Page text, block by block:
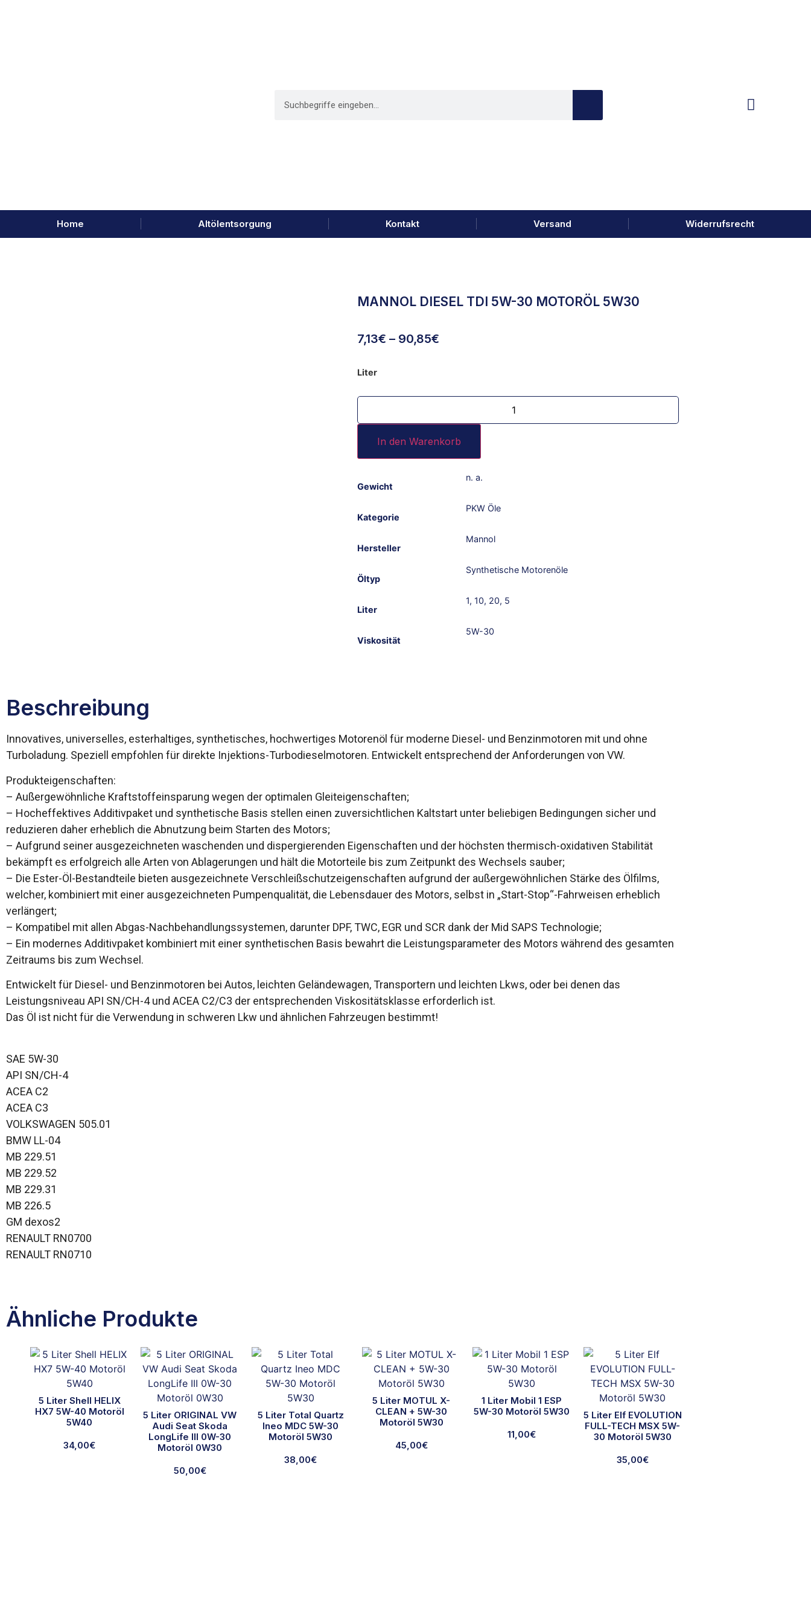
Home Altölentsorgung Kontakt Versand Widerrufsrecht
MANNOL DIESEL TDI 5W-30 MOTORÖL 5W30
7,13€ – 90,85€
Liter
In den Warenkorb
Gewicht
n. a.
Kategorie
PKW Öle
Hersteller
Mannol
Öltyp
Synthetische Motorenöle
Liter
1, 10, 20, 5
Viskosität
5W-30
Beschreibung
Innovatives, universelles, esterhaltiges, synthetisches, hochwertiges Motorenöl für moderne Diesel- und Benzinmotoren mit und ohne
Turboladung. Speziell empfohlen für direkte Injektions-Turbodieselmotoren. Entwickelt entsprechend der Anforderungen von VW.
Produkteigenschaften:
– Außergewöhnliche Kraftstoffeinsparung wegen der optimalen Gleiteigenschaften;
– Hocheffektives Additivpaket und synthetische Basis stellen einen zuversichtlichen Kaltstart unter beliebigen Bedingungen sicher und
reduzieren daher erheblich die Abnutzung beim Starten des Motors;
– Aufgrund seiner ausgezeichneten waschenden und dispergierenden Eigenschaften und der höchsten thermisch-oxidativen Stabilität
bekämpft es erfolgreich alle Arten von Ablagerungen und hält die Motorteile bis zum Zeitpunkt des Wechsels sauber;
– Die Ester-Öl-Bestandteile bieten ausgezeichnete Verschleißschutzeigenschaften aufgrund der außergewöhnlichen Stärke des Ölfilms,
welcher, kombiniert mit einer ausgezeichneten Pumpenqualität, die Lebensdauer des Motors, selbst in „Start-Stop“-Fahrweisen erheblich
verlängert;
– Kompatibel mit allen Abgas-Nachbehandlungssystemen, darunter DPF, TWC, EGR und SCR dank der Mid SAPS Technologie;
– Ein modernes Additivpaket kombiniert mit einer synthetischen Basis bewahrt die Leistungsparameter des Motors während des gesamten
Zeitraums bis zum Wechsel.
Entwickelt für Diesel- und Benzinmotoren bei Autos, leichten Geländewagen, Transportern und leichten Lkws, oder bei denen das
Leistungsniveau API SN/CH-4 und ACEA C2/C3 der entsprechenden Viskositätsklasse erforderlich ist.
Das Öl ist nicht für die Verwendung in schweren Lkw und ähnlichen Fahrzeugen bestimmt!
SAE 5W-30
API SN/CH-4
ACEA C2
ACEA C3
VOLKSWAGEN 505.01
BMW LL-04
MB 229.51
MB 229.52
MB 229.31
MB 226.5
GM dexos2
RENAULT RN0700
RENAULT RN0710
Ähnliche Produkte
5 Liter Shell HELIX
HX7 5W-40 Motoröl
5W40
34,00€
5 Liter ORIGINAL VW
Audi Seat Skoda
LongLife III 0W-30
Motoröl 0W30
50,00€
5 Liter Total Quartz
Ineo MDC 5W-30
Motoröl 5W30
38,00€
5 Liter MOTUL X-
CLEAN + 5W-30
Motoröl 5W30
45,00€
1 Liter Mobil 1 ESP
5W-30 Motoröl 5W30
11,00€
5 Liter Elf EVOLUTION
FULL-TECH MSX 5W-
30 Motoröl 5W30
35,00€